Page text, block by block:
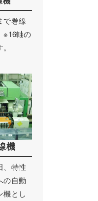
ケーター）
内装工事
で巻線
※16軸の
機
、特性
の自動
機とし